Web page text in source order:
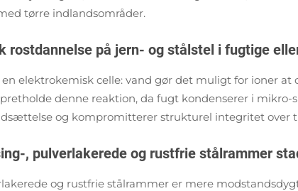
tørre indlandsområder.
rostdannelse på jern- og stålstel i fugtige
en elektrokemisk celle: vand gør det muligt for ioner
denne reaktion, da fugt kondenserer i
og kompromitterer strukturel integritet over
, pulverlakerede og rustfrie stålrammer
og rustfrie stålrammer er mere